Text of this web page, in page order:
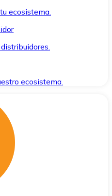
ecosistema.
ecosistema.